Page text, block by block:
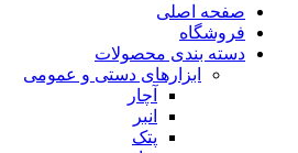
صفحه اصلی
فروشگاه
دسته بندی محصولات
ابزارهای دستی و عمومی
آچار
انبر
پتک